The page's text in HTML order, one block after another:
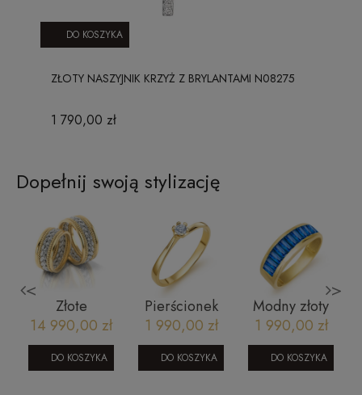
ZŁOTY NASZYJNIK KRZYŻ Z BRYLANTAMI N08275
1 790,00 zł
DO KOSZYKA
Dopełnij swoją stylizację
<
Złote
obrączki
ślubne model
7 żółto białe
złoto
14 990,00 zł
DO KOSZYKA
Pierścionek
zaręczynowy
z diamentem
- Flower 0,1
ct
1 990,00 zł
DO KOSZYKA
Modny złoty
pierścionek
0604202315
1 990,00 zł
DO KOSZYKA
>